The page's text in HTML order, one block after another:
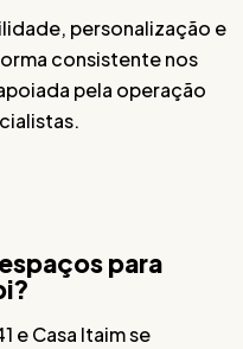
personalização e
consistente nos
pela operação
para
e Casa Itaim se